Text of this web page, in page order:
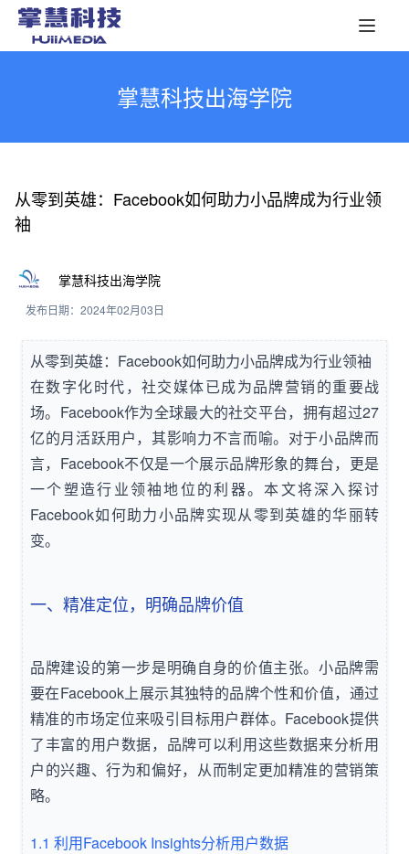
掌慧科技出海学院
从零到英雄：Facebook如何助力小品牌成为行业领
袖
掌慧科技出海学院
发布日期：2024年02月03日
从零到英雄：Facebook如何助力小品牌成为行业领袖
在数字化时代，社交媒体已成为品牌营销的重要战
场。Facebook作为全球最大的社交平台，拥有超过27
亿的月活跃用户，其影响力不言而喻。对于小品牌而
言，Facebook不仅是一个展示品牌形象的舞台，更是
一个塑造行业领袖地位的利器。本文将深入探讨
Facebook如何助力小品牌实现从零到英雄的华丽转
变。
一、精准定位，明确品牌价值
品牌建设的第一步是明确自身的价值主张。小品牌需
要在Facebook上展示其独特的品牌个性和价值，通过
精准的市场定位来吸引目标用户群体。Facebook提供
了丰富的用户数据，品牌可以利用这些数据来分析用
户的兴趣、行为和偏好，从而制定更加精准的营销策
略。
1.1 利用Facebook Insights分析用户数据